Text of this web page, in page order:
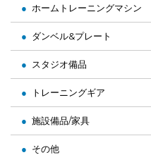
ホームトレーニングマシン
ダンベル&プレート
スタジオ備品
トレーニングギア
施設備品/家具
その他